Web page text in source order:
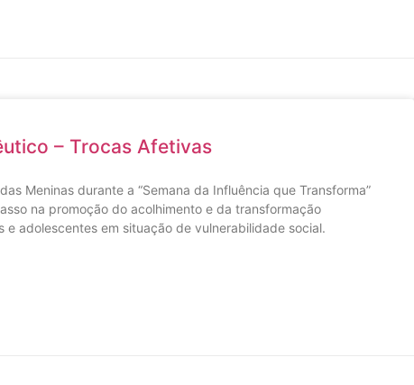
– Trocas Afetivas
Meninas durante a “Semana da Influência que Transforma”
na promoção do acolhimento e da transformação
e adolescentes em situação de vulnerabilidade social.